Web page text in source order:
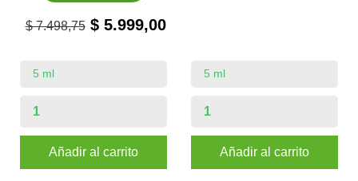
$ 7.498,75 $ 5.999,00
Añadir al carrito Añadir al carrito